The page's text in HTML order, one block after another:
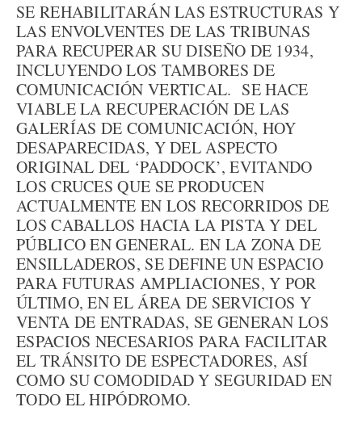
SE REHABILITARÁN LAS ESTRUCTURAS Y
LAS ENVOLVENTES DE LAS TRIBUNAS
PARA RECUPERAR SU DISEÑO DE 1934,
INCLUYENDO LOS TAMBORES DE
COMUNICACIÓN VERTICAL. SE HACE
VIABLE LA RECUPERACIÓN DE LAS
GALERÍAS DE COMUNICACIÓN, HOY
DESAPARECIDAS, Y DEL ASPECTO
ORIGINAL DEL ‘PADDOCK’, EVITANDO
LOS CRUCES QUE SE PRODUCEN
ACTUALMENTE EN LOS RECORRIDOS DE
LOS CABALLOS HACIA LA PISTA Y DEL
PÚBLICO EN GENERAL. EN LA ZONA DE
ENSILLADEROS, SE DEFINE UN ESPACIO
PARA FUTURAS AMPLIACIONES, Y POR
ÚLTIMO, EN EL ÁREA DE SERVICIOS Y
VENTA DE ENTRADAS, SE GENERAN LOS
ESPACIOS NECESARIOS PARA FACILITAR
EL TRÁNSITO DE ESPECTADORES, ASÍ
COMO SU COMODIDAD Y SEGURIDAD EN
TODO EL HIPÓDROMO.